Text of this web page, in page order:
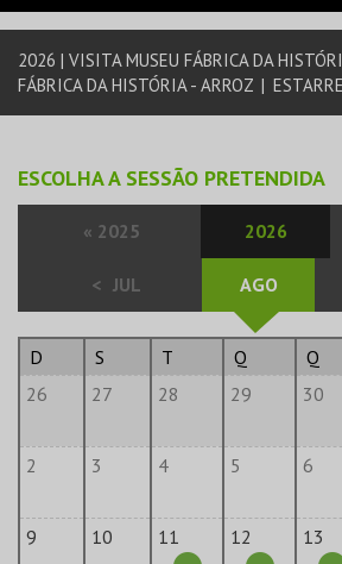
EVENTOS
CARTÕES
2026 | VISITA MUSEU FÁBRICA DA
FÁBRICA DA HISTÓRIA - ARROZ |
ESCOLHA A SESSÃO PRETENDIDA
« 2025 2026
< JUL AGO
D S T Q Q
26
27 28 29 30
2 3 4 5 6
9 10 11 12 13